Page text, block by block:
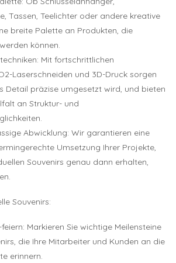
Tassen, Teelichter oder andere kreative
breite Palette an Produkten, die
können.
Mit fortschrittlichen
Laserschneiden und 3D-Druck sorgen
Detail präzise umgesetzt wird, und bieten
an Struktur- und
Abwicklung: Wir garantieren eine
Umsetzung Ihrer Projekte,
Souvenirs genau dann erhalten,
Souvenirs:
Markieren Sie wichtige Meilensteine
die Ihre Mitarbeiter und Kunden an die
erinnern.